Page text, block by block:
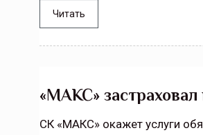
Читать
«МАКС»
СК «МАКС» окажет услуги